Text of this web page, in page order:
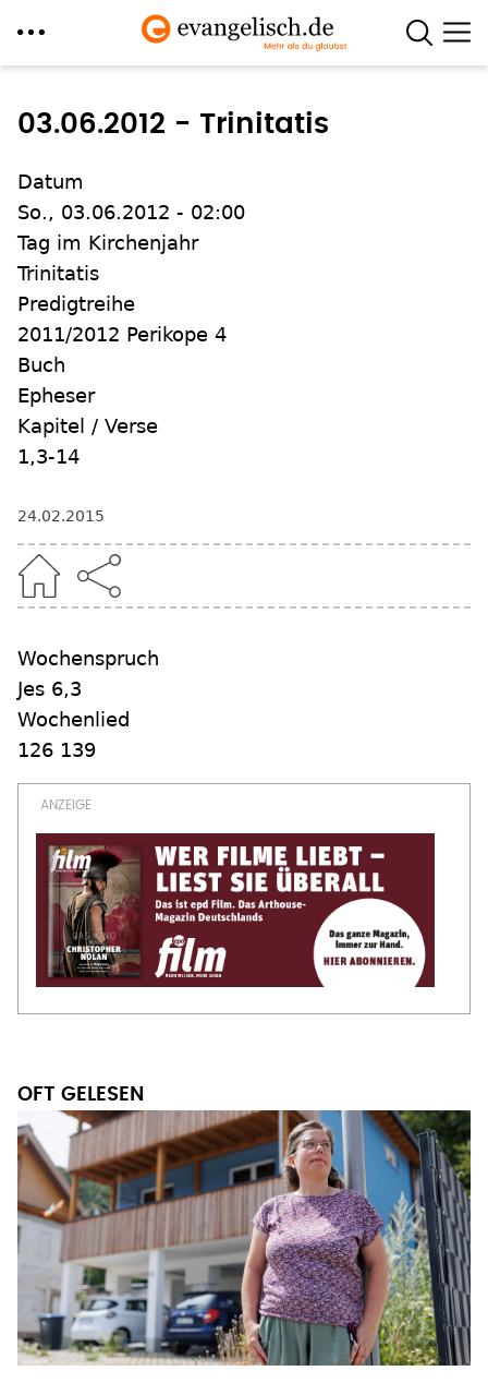
zum
03.06.2012 - Trinitatis
Datum
So., 03.06.2012 - 02:00
Tag im Kirchenjahr
Trinitatis
Predigtreihe
2011/2012 Perikope 4
Buch
Epheser
Kapitel / Verse
1,3-14
24.02.2015
Wochenspruch
Jes 6,3
Wochenlied
126 139
OFT GELESEN